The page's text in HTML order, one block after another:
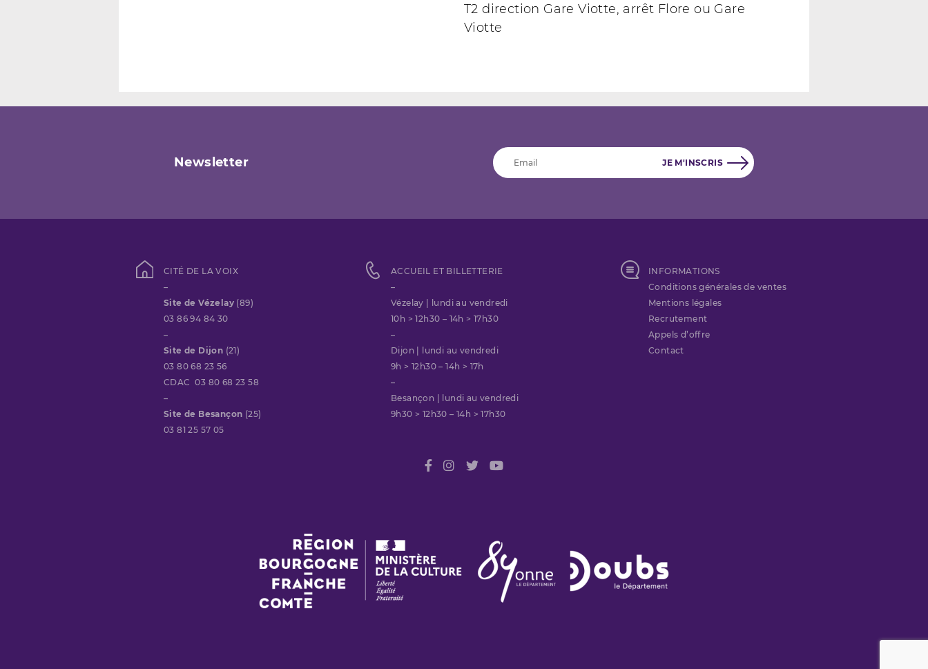
T2 direction Gare Viotte, arrêt Flore ou Gare
Viotte
Newsletter
CITÉ DE LA VOIX
–
Site de Vézelay (89)
03 86 94 84 30
–
Site de Dijon (21)
03 80 68 23 56
CDAC 03 80 68 23 58
–
Site de Besançon (25)
03 81 25 57 05
ACCUEIL ET BILLETTERIE
–
Vézelay | lundi au vendredi
10h > 12h30 – 14h > 17h30
–
Dijon | lundi au vendredi
9h > 12h30 – 14h > 17h
–
Besançon | lundi au vendredi
9h30 > 12h30 – 14h > 17h30
INFORMATIONS
Conditions générales de ventes
Mentions légales
Recrutement
Appels d’offre
Contact